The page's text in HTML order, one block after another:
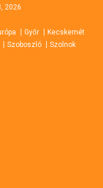
2026
Győr
Kecskemét
Szoboszló Szolnok